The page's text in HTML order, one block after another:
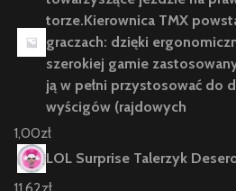
torze.Kierownica TMX
graczach: dzięki
szerokiej gamie
ją w pełni przystosować do
wyścigów (rajdowych
1,00zł
LOL Surprise Talerzyk